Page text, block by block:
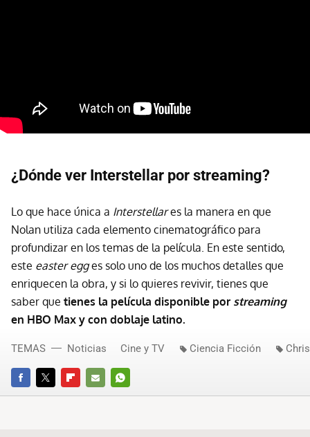
¿Dónde ver Interstellar por streaming?
Lo que hace única a Interstellares la manera en que
Nolan utiliza cada elemento cinematográfico para
profundizar en los temas de la película. En este sentido,
este easter egges solo uno de los muchos detalles que
enriquecen la obra, y si lo quieres revivir, tienes que
saber que tienes la película disponible por streaming
en HBO Max y con doblaje latino.
FACEBOOKTWITTERFLIPBOARD
E-
WHATSAPP
TEMAS Noticias Cine y TV Ciencia Ficción